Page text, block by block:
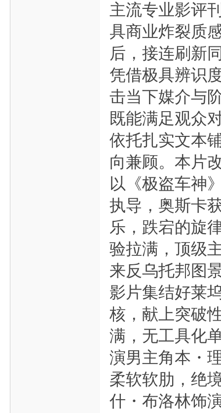
主流专业影评
具商业炸裂质
后，接连刷新
凭借极具辨识
击当下媒介与
既能满足观众
依托扎实文本
向兼顾。本片
以《极盗车神
执导，奥斯卡
乐，跌宕的旋
验拉满，顶级
来反乌托邦图
影片集结好莱
核，献上突破
满，无工具化
演男主角本・
柔软软肋，绝
什・布洛林饰